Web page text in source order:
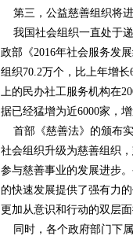
第三，公益慈善组织将进
我国社会组织一直处于
政部《2016年社会服务发
组织70.2万个，比上年增
上的民办社工服务机构在
据已经猛增为近6000家，增
首部《慈善法》的颁布
社会组织升级为慈善组织
参与慈善事业的发展进步
的快速发展提供了强有力
更加从意识和行动的双层
同时，各个政府部门下属